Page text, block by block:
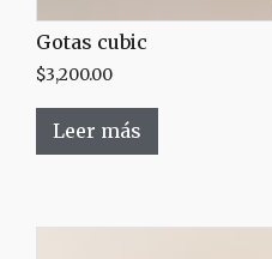
Gotas cubic
$3,200.00
Leer más